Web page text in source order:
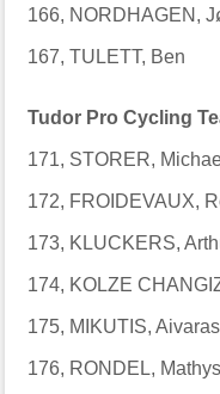
166, NORDHAGEN,
167, TULETT, Ben
Tudor Pro Cycling
171, STORER,
172, FROIDEVAUX,
173, KLUCKERS,
174, KOLZE
175, MIKUTIS, Aivaras
176, RONDEL, Mathys